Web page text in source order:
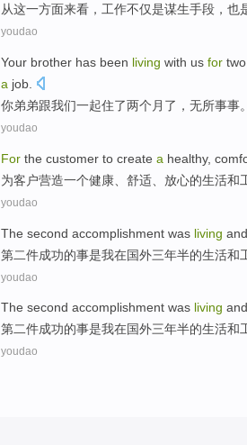
从这一方面来看 ， 工作不仅是谋生手段 ， 也
youdao
Your brother has been living with us for two
a job
你弟弟跟我们一起住了两个月 了， 无所事事。
youdao
For the customer to create a healthy,
为客户营造一个健康 舒适 放心的生活和
youdao
The second accomplishment was living and
第二件成功的事是我在国外三年半的生活和
youdao
The second accomplishment was living and
第二件成功的事是我在国外三年半的生活和
youdao